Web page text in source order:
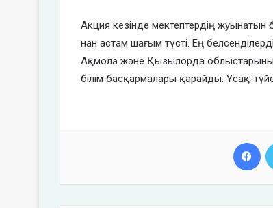
Акция кезінде мектептердің
нан астам шағым түсті. Ең
Ақмола және Қызылорда
білім басқармалары қарайды. Ұсақ-